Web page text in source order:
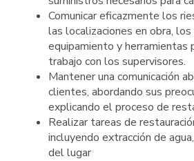
Comunicar eficazmente los
las localizaciones en obra,
equipamiento y herramientas
trabajo con los supervisores.
Mantener una comunicación
clientes, abordando sus
explicando el proceso de
Realizar tareas de
incluyendo extracción de
del lugar